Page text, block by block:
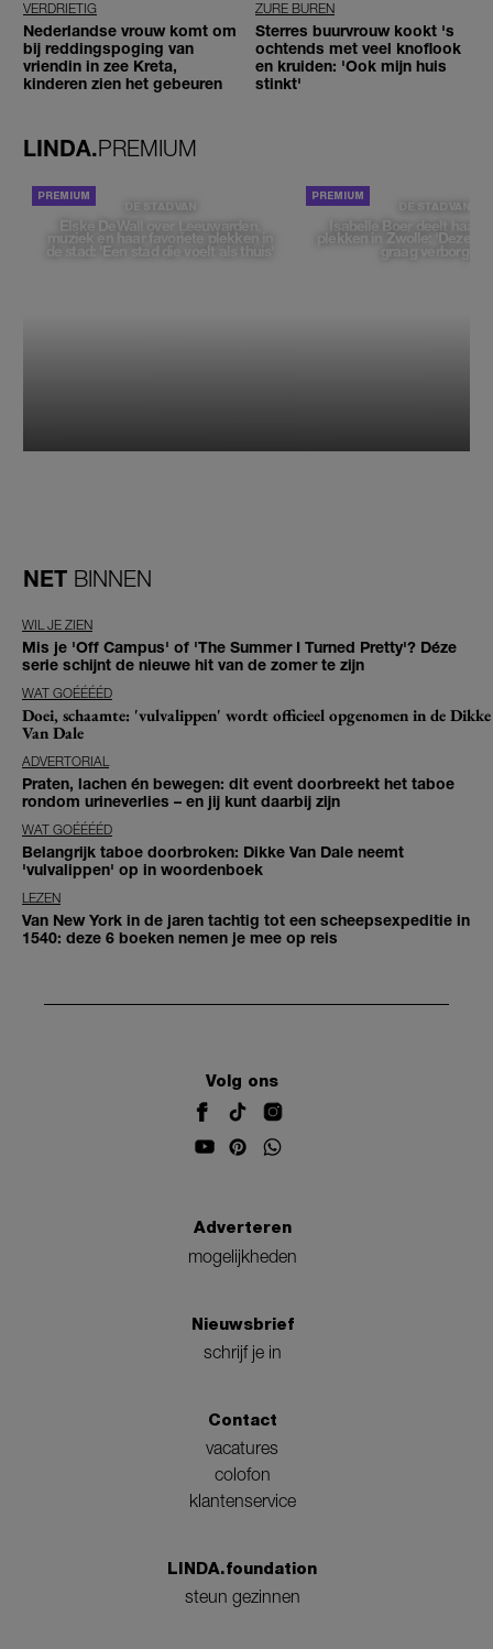
VERDRIETIG
Nederlandse vrouw komt om
bij reddingspoging van
vriendin in zee Kreta,
kinderen zien het gebeuren
ZURE BUREN
Sterres buurvrouw kookt 's
ochtends met veel knoflook
en kruiden: 'Ook mijn huis
stinkt'
LINDA.PREMIUM
DE STAD VAN
Elske DeWall over Leeuwarden,
muziek en haar favoriete plekken in
de stad: 'Een stad die voelt als thuis'
DE STAD VAN
Isabelle Boer deelt haar
plekken in Zwolle: 'Deze
graag verborgen'
NET BINNEN
WIL JE ZIEN
Mis je 'Off Campus' of 'The Summer I Turned Pretty'? Déze
serie schijnt de nieuwe hit van de zomer te zijn
WAT GOÉÉÉÉD
Doei, schaamte: 'vulvalippen' wordt officieel opgenomen in de Dikke
Van Dale
ADVERTORIAL
Praten, lachen én bewegen: dit event doorbreekt het taboe
rondom urineverlies – en jij kunt daarbij zijn
WAT GOÉÉÉÉD
Belangrijk taboe doorbroken: Dikke Van Dale neemt
'vulvalippen' op in woordenboek
LEZEN
Van New York in de jaren tachtig tot een scheepsexpeditie in
1540: deze 6 boeken nemen je mee op reis
Volg ons
Adverteren
mogelijkheden
Nieuwsbrief
schrijf je in
Contact
vacatures
colofon
klantenservice
LINDA.foundation
steun gezinnen